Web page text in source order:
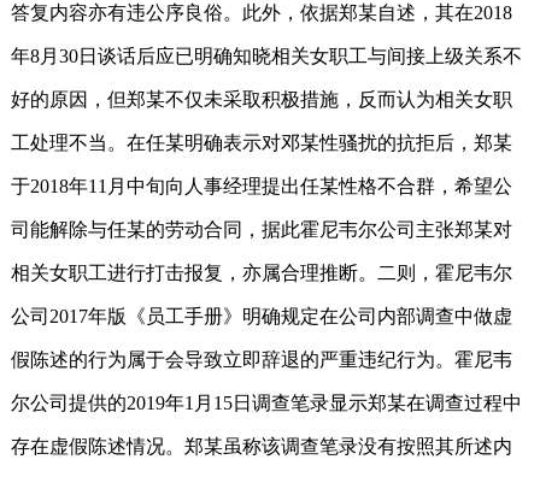
答复内容亦有违公序良俗。此外，依据郑某自述，其在2018
年8月30日谈话后应已明确知晓相关女职工与间接上级关系不
好的原因，但郑某不仅未采取积极措施，反而认为相关女职
工处理不当。在任某明确表示对邓某性骚扰的抗拒后，郑某
于2018年11月中旬向人事经理提出任某性格不合群，希望公
司能解除与任某的劳动合同，据此霍尼韦尔公司主张郑某对
相关女职工进行打击报复，亦属合理推断。二则，霍尼韦尔
公司2017年版《员工手册》明确规定在公司内部调查中做虚
假陈述的行为属于会导致立即辞退的严重违纪行为。霍尼韦
尔公司提供的2019年1月15日调查笔录显示郑某在调查过程中
存在虚假陈述情况。郑某虽称该调查笔录没有按照其所述内